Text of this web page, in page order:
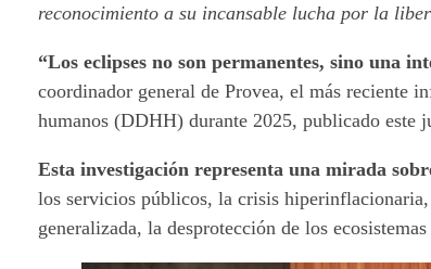
reconocimiento a su incansable lucha por la
“Los eclipses no son permanentes, sino una
coordinador general de Provea, el más reciente
humanos (DDHH) durante 2025, publicado este
Esta investigación representa una mirada
los servicios públicos, la crisis
generalizada, la desprotección de los